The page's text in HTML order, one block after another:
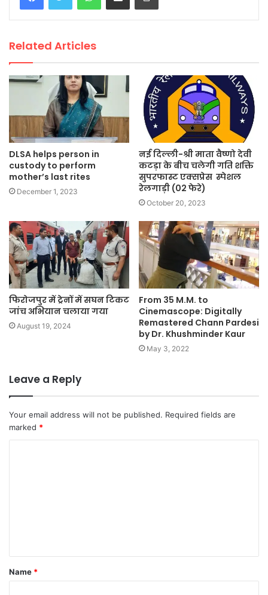
Related Articles
DLSA helps person in
custody to perform
mother’s last rites
December 1, 2023
नई दिल्ली-श्री माता वैष्णो देवी
कटड़ा के बीच चलेगी गति शक्ति
सुपरफास्ट एक्सप्रेस स्पेशल
रेलगाड़ी (02 फेरे)
October 20, 2023
फिरोजपुर में ट्रेनों में सघन टिकट
जांच अभियान चलाया गया
August 19, 2024
From 35 M.M. to
Cinemascope: Digitally
Remastered Chann Pardesi
by Dr. Khushminder Kaur
May 3, 2022
Leave a Reply
Your email address will not be published. Required fields are
marked *
t
*
Name *